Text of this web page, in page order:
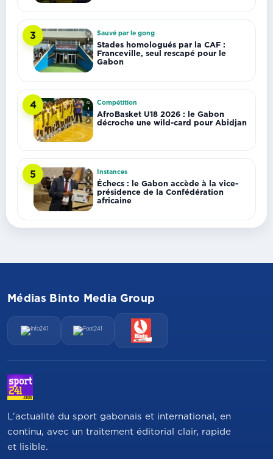
3 Sauvé par le gong
Stades homologués par la CAF :
Franceville, seul rescapé pour le
Gabon
4 Compétition
AfroBasket U18 2026 : le Gabon
décroche une wild-card pour Abidjan
5 Instances
Échecs : le Gabon accède à la vice-
présidence de la Confédération
africaine
Médias Binto Media Group
L'actualité du sport gabonais et international, en
continu, avec un traitement éditorial clair, rapide
et lisible.